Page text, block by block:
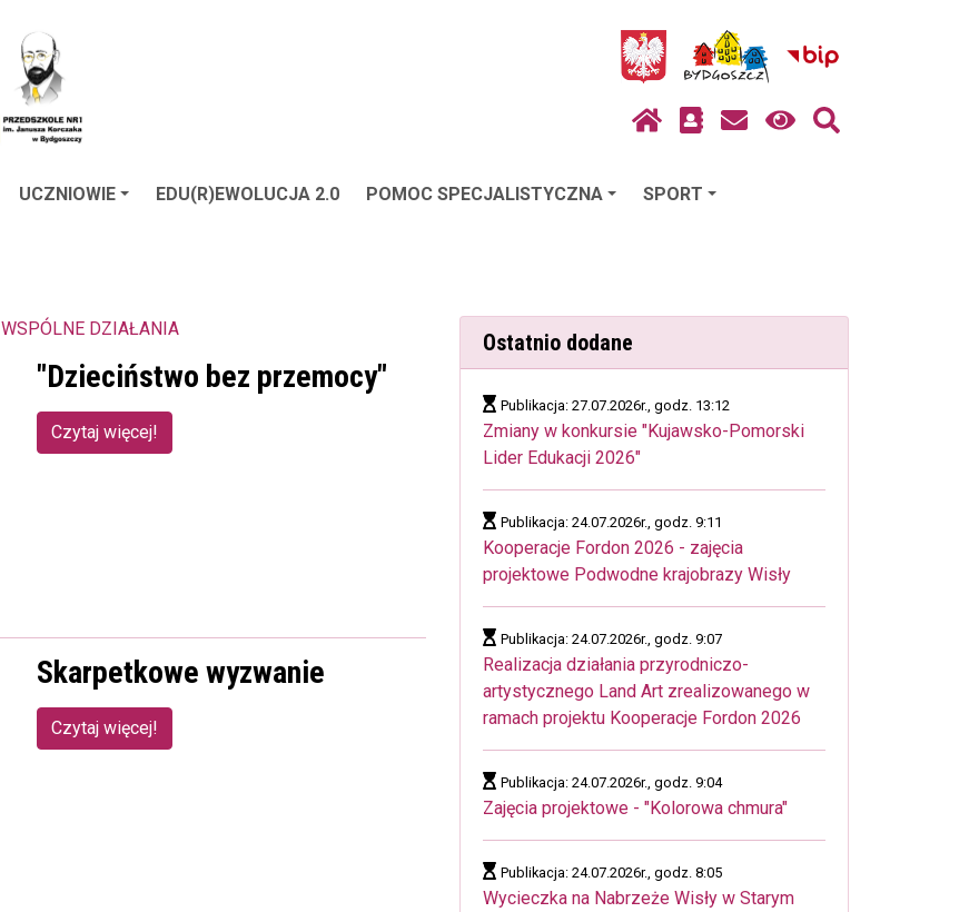
UCZNIOWIE EDU(R)EWOLUCJA 2.0 POMOC SPECJALISTYCZNA SPORT
WSPÓLNE DZIAŁANIA
"Dzieciństwo bez przemocy"
Czytaj więcej!
Skarpetkowe wyzwanie
Czytaj więcej!
Ostatnio dodane
Publikacja: 27.07.2026r., godz. 13:12
Zmiany w konkursie "Kujawsko-Pomorski
Lider Edukacji 2026"
Publikacja: 24.07.2026r., godz. 9:11
Kooperacje Fordon 2026 - zajęcia
projektowe Podwodne krajobrazy Wisły
Publikacja: 24.07.2026r., godz. 9:07
Realizacja działania przyrodniczo-
artystycznego Land Art zrealizowanego w
ramach projektu Kooperacje Fordon 2026
Publikacja: 24.07.2026r., godz. 9:04
Zajęcia projektowe - "Kolorowa chmura"
Publikacja: 24.07.2026r., godz. 8:05
Wycieczka na Nabrzeże Wisły w Starym